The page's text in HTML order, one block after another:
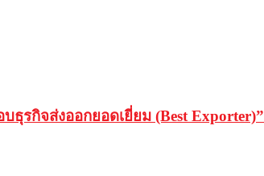
ธุรกิจส่งออกยอดเยี่ยม (Best